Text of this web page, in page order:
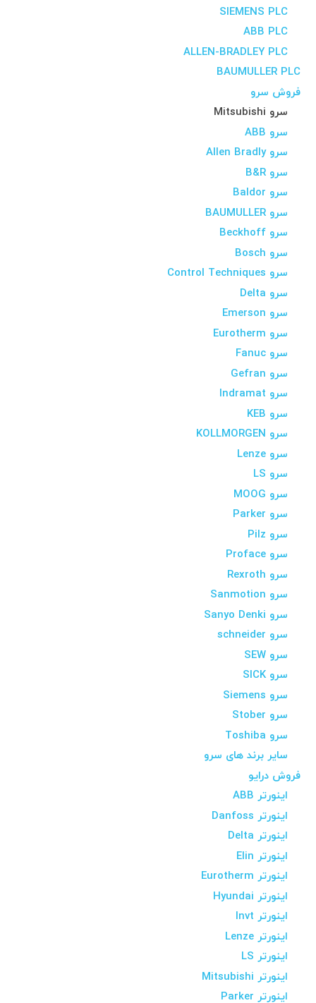
SIEMENS PLC
ABB PLC
ALLEN-BRADLEY PLC
BAUMULLER PLC
فروش سرو
سرو Mitsubishi
سرو ABB
سرو Allen Bradly
سرو B&R
سرو Baldor
سرو BAUMULLER
سرو Beckhoff
سرو Bosch
سرو Control Techniques
سرو Delta
سرو Emerson
سرو Eurotherm
سرو Fanuc
سرو Gefran
سرو Indramat
سرو KEB
سرو KOLLMORGEN
سرو Lenze
سرو LS
سرو MOOG
سرو Parker
سرو Pilz
سرو Proface
سرو Rexroth
سرو Sanmotion
سرو Sanyo Denki
سرو schneider
سرو SEW
سرو SICK
سرو Siemens
سرو Stober
سرو Toshiba
سایر برند های سرو
فروش درایو
اینورتر ABB
اینورتر Danfoss
اینورتر Delta
اینورتر Elin
اینورتر Eurotherm
اینورتر Hyundai
اینورتر Invt
اینورتر Lenze
اینورتر LS
اینورتر Mitsubishi
اینورتر Parker